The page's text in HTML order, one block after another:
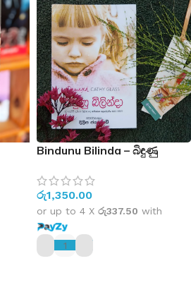
Bindunu Bilinda – බිඳුණු
රු1,350.00
or up to 4 X රු337.50 with